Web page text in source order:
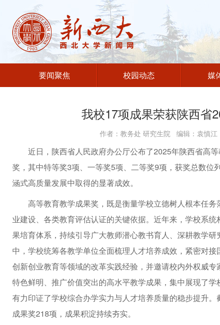
要闻聚焦 校园动态 媒
我校17项成果荣获陕西省
作者：教务处 研究生院 编辑：袁
近日，陕西省人民政府办公厅公布了2025年陕西省高
奖，其中特等奖3项、一等奖5项、二等奖9项，获奖总数
涵式高质量发展中取得的显著成效。
高等教育教学成果奖，既是衡量学校立德树人根本任
业建设、各类教育评估认证的关键依据。近年来，学校系
果培育体系，持续引导广大教师潜心教书育人、深耕教学
中，学校统筹各教学单位全面梳理人才培养成效，紧密对
创新创业教育等领域的改革实践经验，并邀请校内外权威
特色鲜明、推广价值突出的高水平教学成果，集中展现了
有力印证了学校综合办学实力与人才培养质量的稳步提升
成果奖218项，成果积淀持续夯实。